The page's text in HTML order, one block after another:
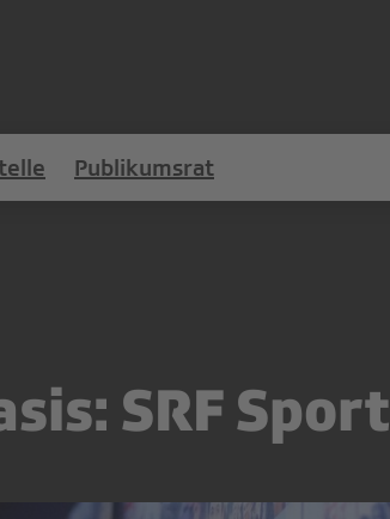
Publikumsrat
SRF Sport